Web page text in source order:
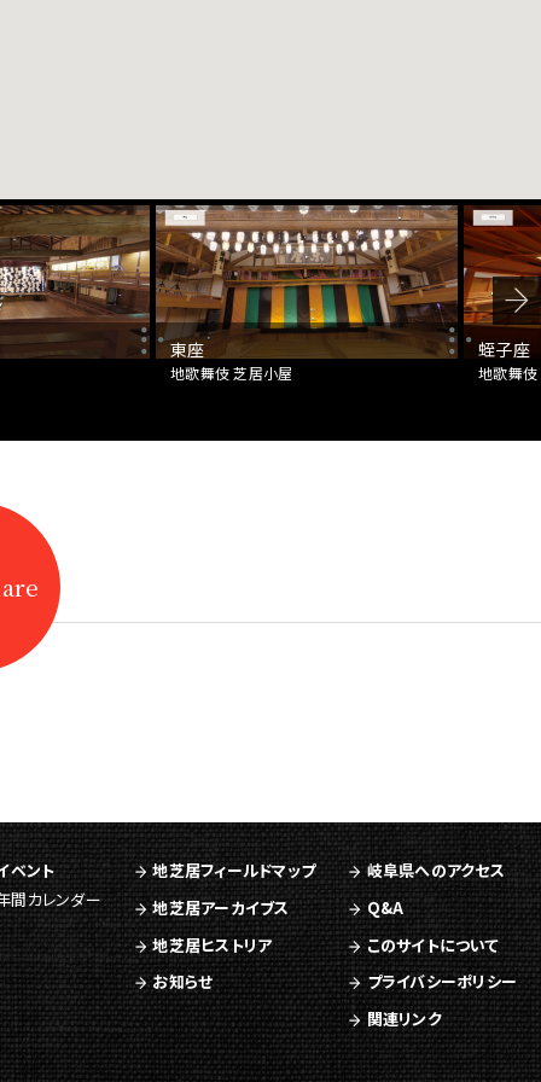
東座
地歌舞伎 芝居小屋
蛭子座
地歌舞
ベント
間カレンダー
地芝居フィールドマップ
地芝居アーカイブス
地芝居ヒストリア
お知らせ
岐阜県へのアクセス
Q&A
このサイトについて
プライバシーポリシー
関連リンク